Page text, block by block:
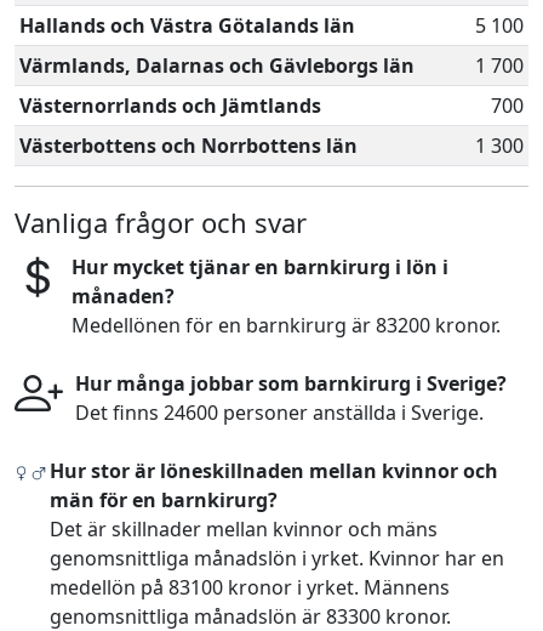
Hallands och Västra Götalands län
5 100
Värmlands, Dalarnas och Gävleborgs län
1 700
Västernorrlands och Jämtlands
700
Västerbottens och Norrbottens län
1 300
Vanliga frågor och svar
Hur mycket tjänar en barnkirurg i lön i
månaden?
Medellönen för en barnkirurg är 83200 kronor.
Hur många jobbar som barnkirurg i Sverige?
Det finns 24600 personer anställda i Sverige.
Hur stor är löneskillnaden mellan kvinnor och
män för en barnkirurg?
Det är skillnader mellan kvinnor och mäns
genomsnittliga månadslön i yrket. Kvinnor har en
medellön på 83100 kronor i yrket. Männens
genomsnittliga månadslön är 83300 kronor.